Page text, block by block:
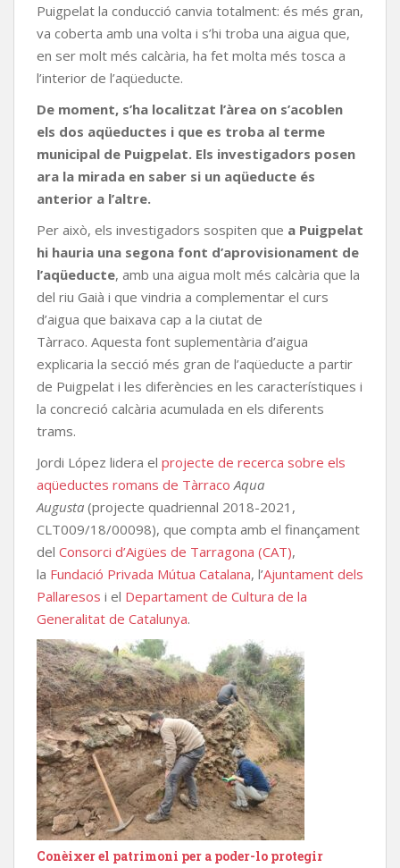
Puigpelat la conducció canvia totalment: és més gran,
va coberta amb una volta i s’hi troba una aigua que,
en ser molt més calcària, ha fet molta més tosca a
l’interior de l’aqüeducte.
De moment, s’ha localitzat l’àrea on s’acoblen
els dos aqüeductes i que es troba al terme
municipal de Puigpelat. Els investigadors posen
ara la mirada en saber si un aqüeducte és
anterior a l’altre.
Per això, els investigadors sospiten que a Puigpelat
hi hauria una segona font d’aprovisionament de
l’aqüeducte, amb una aigua molt més calcària que la
del riu Gaià i que vindria a complementar el curs
d’aigua que baixava cap a la ciutat de
Tàrraco. Aquesta font suplementària d’aigua
explicaria la secció més gran de l’aqüeducte a partir
de Puigpelat i les diferències en les característiques i
la concreció calcària acumulada en els diferents
trams.
Jordi López lidera el projecte de recerca sobre els
aqüeductes romans de Tàrraco Aqua
Augusta (projecte quadriennal 2018-2021,
CLT009/18/00098), que compta amb el finançament
del Consorci d’Aigües de Tarragona (CAT),
la Fundació Privada Mútua Catalana, l’Ajuntament dels
Pallaresos i el Departament de Cultura de la
Generalitat de Catalunya.
Conèixer el patrimoni per a poder-lo protegir